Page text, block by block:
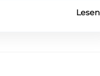
Sie
Berufsschule, sodassLesen